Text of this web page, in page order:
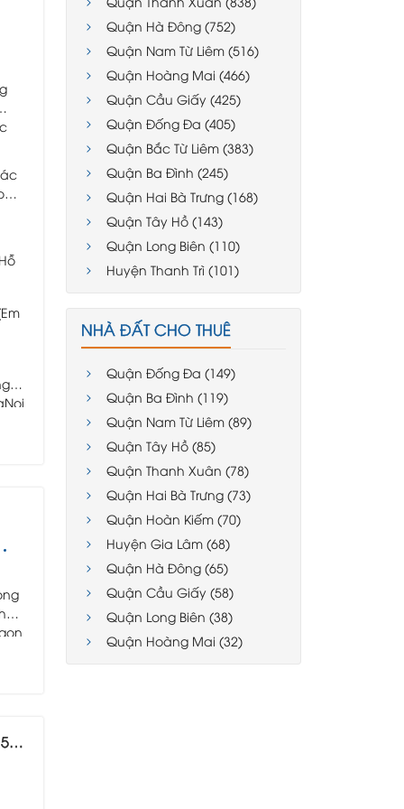
Quận Hà Đông (752)
Quận Nam Từ Liêm (516)
Quận Hoàng Mai (466)
Quận Cầu Giấy (425)
Quận Đống Đa (405)
Quận Bắc Từ Liêm (383)
Quận Ba Đình (245)
Quận Hai Bà Trưng (168)
Quận Tây Hồ (143)
Quận Long Biên (110)
Huyện Thanh Trì (101)
NHÀ ĐẤT CHO THUÊ
Quận Đống Đa (149)
Quận Ba Đình (119)
Quận Nam Từ Liêm (89)
Quận Tây Hồ (85)
Quận Thanh Xuân (78)
Quận Hai Bà Trưng (73)
Quận Hoàn Kiếm (70)
Huyện Gia Lâm (68)
Quận Hà Đông (65)
Quận Cầu Giấy (58)
Quận Long Biên (38)
Quận Hoàng Mai (32)